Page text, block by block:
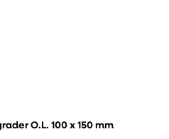
O.L. 100 x 150 mm